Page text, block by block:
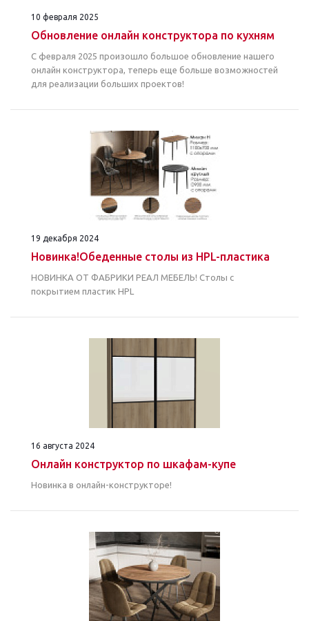
10 февраля 2025
Обновление онлайн конструктора по кухням
С февраля 2025 произошло большое обновление нашего
онлайн конструктора, теперь еще больше возможностей
для реализации больших проектов!
19 декабря 2024
Новинка!Обеденные столы из HPL-пластика
НОВИНКА ОТ ФАБРИКИ РЕАЛ МЕБЕЛЬ! Столы с
покрытием пластик HPL
16 августа 2024
Онлайн конструктор по шкафам-купе
Новинка в онлайн-конструкторе!